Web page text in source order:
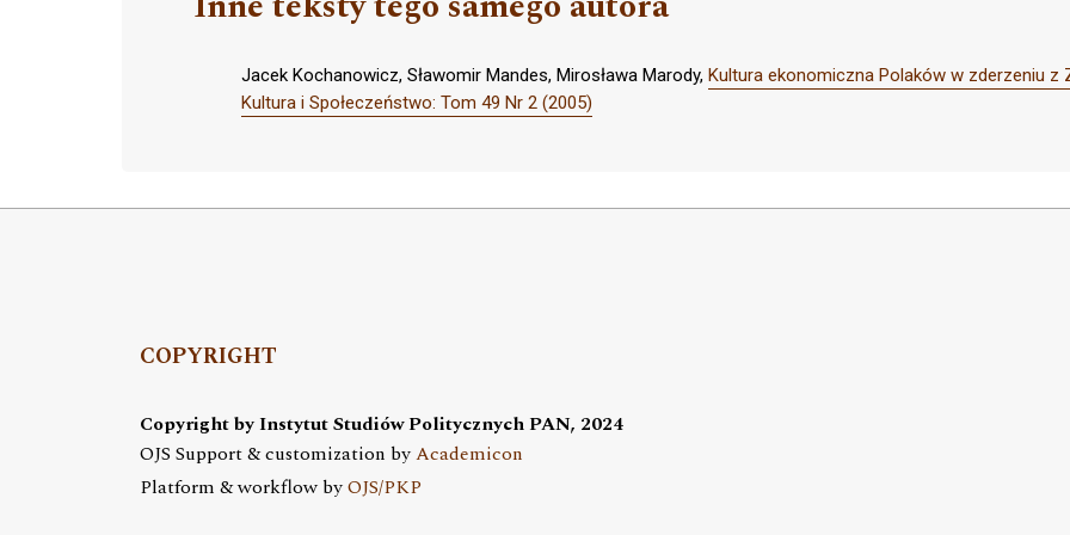
Jacek Kochanowicz, Sławomir Mandes, Mirosława Marody, Kultura ekonomiczna Polaków w zderzeniu z
Kultura i Społeczeństwo: Tom 49 Nr 2 (2005)
COPYRIGHT
Copyright by Instytut Studiów Politycznych PAN, 2024
OJS Support & customization byAcademicon
Platform & workflow byOJS/PKP